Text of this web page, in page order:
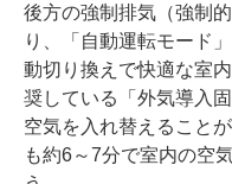
後方の強制排気（強制
り、「自動運転モード
動切り換えで快適な室
奨している「外気導入
空気を入れ替えること
も約6～7分で室内の空